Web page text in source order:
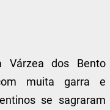
Várzea dos Bento
muita garra e
se sagraram